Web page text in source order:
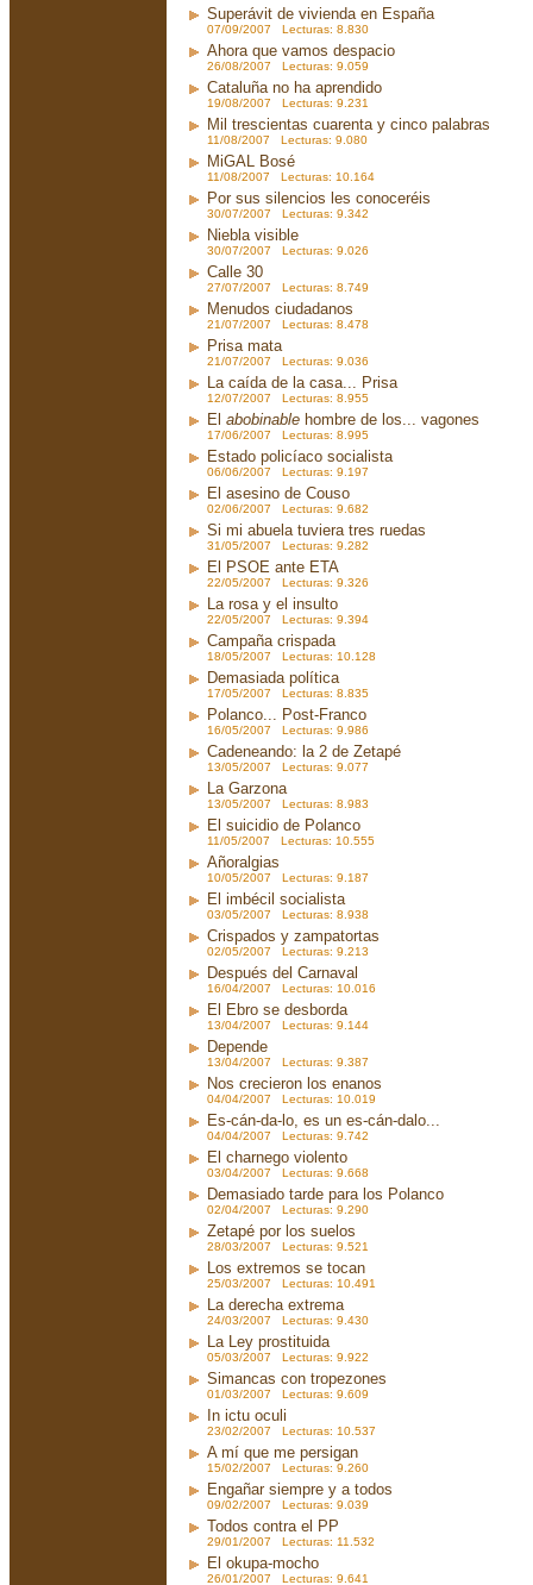
Superávit de vivienda en España
07/09/2007 Lecturas: 8.830
Ahora que vamos despacio
26/08/2007 Lecturas: 9.059
Cataluña no ha aprendido
19/08/2007 Lecturas: 9.231
Mil trescientas cuarenta y cinco palabras
11/08/2007 Lecturas: 9.080
MiGAL Bosé
11/08/2007 Lecturas: 10.164
Por sus silencios les conoceréis
30/07/2007 Lecturas: 9.342
Niebla visible
30/07/2007 Lecturas: 9.026
Calle 30
27/07/2007 Lecturas: 8.749
Menudos ciudadanos
21/07/2007 Lecturas: 8.478
Prisa mata
21/07/2007 Lecturas: 9.036
La caída de la casa... Prisa
12/07/2007 Lecturas: 8.955
El abobinable hombre de los... vagones
17/06/2007 Lecturas: 8.995
Estado policíaco socialista
06/06/2007 Lecturas: 9.197
El asesino de Couso
02/06/2007 Lecturas: 9.682
Si mi abuela tuviera tres ruedas
31/05/2007 Lecturas: 9.282
El PSOE ante ETA
22/05/2007 Lecturas: 9.326
La rosa y el insulto
22/05/2007 Lecturas: 9.394
Campaña crispada
18/05/2007 Lecturas: 10.128
Demasiada política
17/05/2007 Lecturas: 8.835
Polanco... Post-Franco
16/05/2007 Lecturas: 9.986
Cadeneando: la 2 de Zetapé
13/05/2007 Lecturas: 9.077
La Garzona
13/05/2007 Lecturas: 8.983
El suicidio de Polanco
11/05/2007 Lecturas: 10.555
Añoralgias
10/05/2007 Lecturas: 9.187
El imbécil socialista
03/05/2007 Lecturas: 8.938
Crispados y zampatortas
02/05/2007 Lecturas: 9.213
Después del Carnaval
16/04/2007 Lecturas: 10.016
El Ebro se desborda
13/04/2007 Lecturas: 9.144
Depende
13/04/2007 Lecturas: 9.387
Nos crecieron los enanos
04/04/2007 Lecturas: 10.019
Es-cán-da-lo, es un es-cán-dalo...
04/04/2007 Lecturas: 9.742
El charnego violento
03/04/2007 Lecturas: 9.668
Demasiado tarde para los Polanco
02/04/2007 Lecturas: 9.290
Zetapé por los suelos
28/03/2007 Lecturas: 9.521
Los extremos se tocan
25/03/2007 Lecturas: 10.491
La derecha extrema
24/03/2007 Lecturas: 9.430
La Ley prostituida
05/03/2007 Lecturas: 9.922
Simancas con tropezones
01/03/2007 Lecturas: 9.609
In ictu oculi
23/02/2007 Lecturas: 10.537
A mí que me persigan
15/02/2007 Lecturas: 9.260
Engañar siempre y a todos
09/02/2007 Lecturas: 9.039
Todos contra el PP
29/01/2007 Lecturas: 11.532
El okupa-mocho
26/01/2007 Lecturas: 9.641